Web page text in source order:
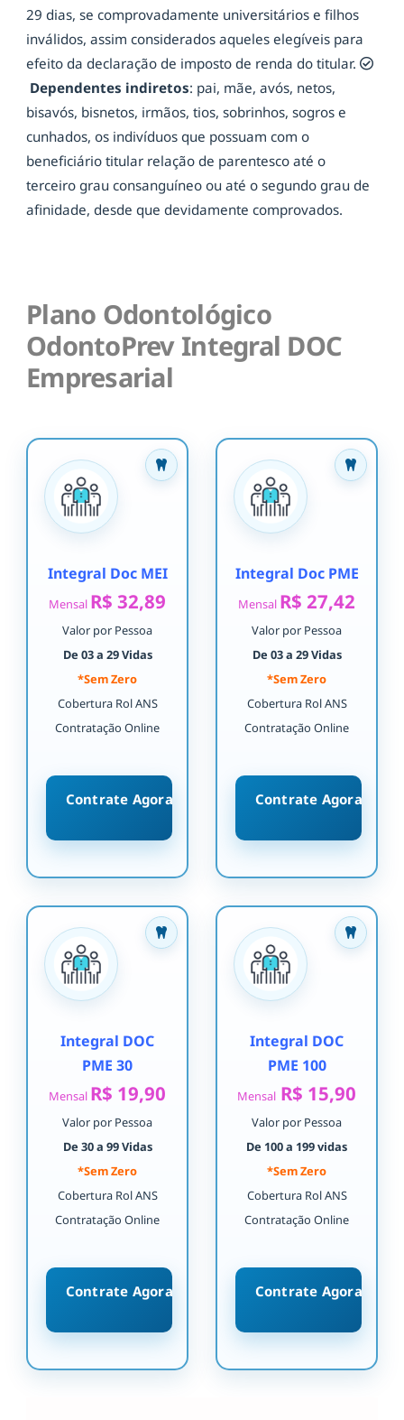
29 dias, se comprovadamente universitários e filhos
inválidos, assim considerados aqueles elegíveis para
efeito da declaração de imposto de renda do titular.
Dependentes indiretos: pai, mãe, avós, netos,
bisavós, bisnetos, irmãos, tios, sobrinhos, sogros e
cunhados, os indivíduos que possuam com o
beneficiário titular relação de parentesco até o
terceiro grau consanguíneo ou até o segundo grau de
afinidade, desde que devidamente comprovados.
Plano Odontológico
OdontoPrev Integral DOC
Empresarial
Integral Doc MEI
Mensal R$ 32,89
Valor por Pessoa
De 03 a 29 Vidas
*Sem Zero
Cobertura Rol ANS
Contratação Online
Contrate Agora
Integral Doc PME
Mensal R$ 27,42
Valor por Pessoa
De 03 a 29 Vidas
*Sem Zero
Cobertura Rol ANS
Contratação Online
Contrate Agora
Integral DOC
PME 30
Mensal R$ 19,90
Valor por Pessoa
De 30 a 99 Vidas
*Sem Zero
Cobertura Rol ANS
Contratação Online
Contrate Agora
Integral DOC
PME 100
Mensal R$ 15,90
Valor por Pessoa
De 100 a 199 vidas
*Sem Zero
Cobertura Rol ANS
Contratação Online
Contrate Agora